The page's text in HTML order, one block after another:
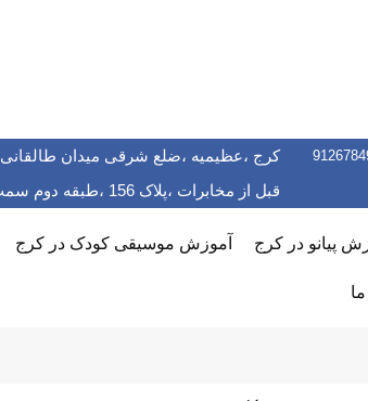
کرج ،عظیمیه ،ضلع شرقی میدان طالقانی
قبل از مخابرات ،پلاک 156 ،طبقه دوم سمت راست
پیانو در کرج آموزش موسیقی کودک در کرج